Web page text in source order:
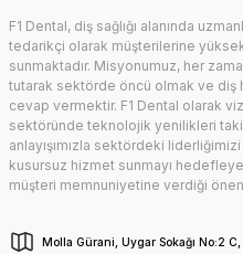
F1 Dental, diş sağlığı alanında
tedarikçi olarak müşterilerine
sunmaktadır. Misyonumuz, her
tutarak sektörde öncü olmak ve diş
cevap vermektir. F1 Dental olarak
sektöründe teknolojik yenilikleri
anlayışımızla sektördeki
kusursuz hizmet sunmayı
müşteri memnuniyetine verdiği
Molla Gürani, Uygar Sokağı No:2